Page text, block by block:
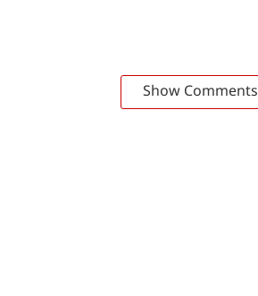
Show Comments